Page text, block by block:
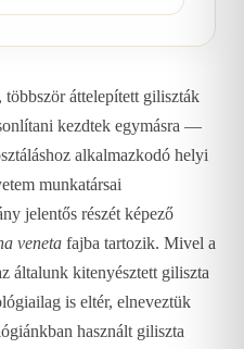
többször áttelepített giliszták
kezdtek egymásra —
alkalmazkodó helyi
munkatársai
jelentős részét képező
veneta fajba tartozik. Mivel a
általunk kitenyésztett giliszta
is eltér, elneveztük
használt giliszta